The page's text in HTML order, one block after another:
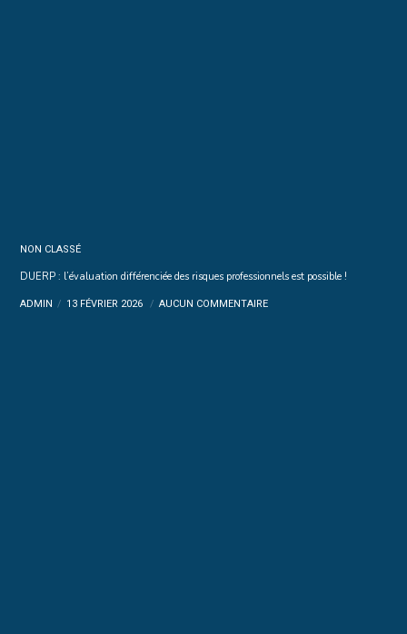
NON CLASSÉ
DUERP : l’évaluation différenciée des risques professionnels est possible !
ADMIN 13 FÉVRIER 2026 AUCUN COMMENTAIRE